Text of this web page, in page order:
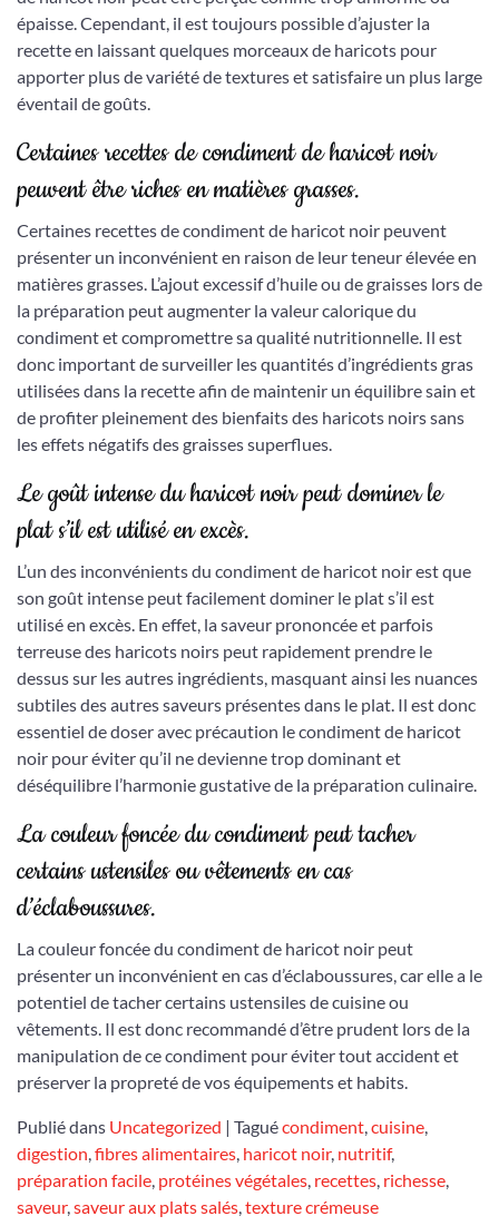
épaisse. Cependant, il est toujours possible d’ajuster la
recette en laissant quelques morceaux de haricots pour
apporter plus de variété de textures et satisfaire un plus large
éventail de goûts.
Certaines recettes de condiment de haricot noir
peuvent être riches en matières grasses.
Certaines recettes de condiment de haricot noir peuvent
présenter un inconvénient en raison de leur teneur élevée en
matières grasses. L’ajout excessif d’huile ou de graisses lors de
la préparation peut augmenter la valeur calorique du
condiment et compromettre sa qualité nutritionnelle. Il est
donc important de surveiller les quantités d’ingrédients gras
utilisées dans la recette afin de maintenir un équilibre sain et
de profiter pleinement des bienfaits des haricots noirs sans
les effets négatifs des graisses superflues.
Le goût intense du haricot noir peut dominer le
plat s’il est utilisé en excès.
L’un des inconvénients du condiment de haricot noir est que
son goût intense peut facilement dominer le plat s’il est
utilisé en excès. En effet, la saveur prononcée et parfois
terreuse des haricots noirs peut rapidement prendre le
dessus sur les autres ingrédients, masquant ainsi les nuances
subtiles des autres saveurs présentes dans le plat. Il est donc
essentiel de doser avec précaution le condiment de haricot
noir pour éviter qu’il ne devienne trop dominant et
déséquilibre l’harmonie gustative de la préparation culinaire.
La couleur foncée du condiment peut tacher
certains ustensiles ou vêtements en cas
d’éclaboussures.
La couleur foncée du condiment de haricot noir peut
présenter un inconvénient en cas d’éclaboussures, car elle a le
potentiel de tacher certains ustensiles de cuisine ou
vêtements. Il est donc recommandé d’être prudent lors de la
manipulation de ce condiment pour éviter tout accident et
préserver la propreté de vos équipements et habits.
Publié dans Uncategorized | Taguécondiment,cuisine,
digestion,fibres alimentaires, haricot noir, nutritif,
préparation facile, protéines végétales, recettes, richesse,
saveur,saveur aux plats salés,texture crémeuse